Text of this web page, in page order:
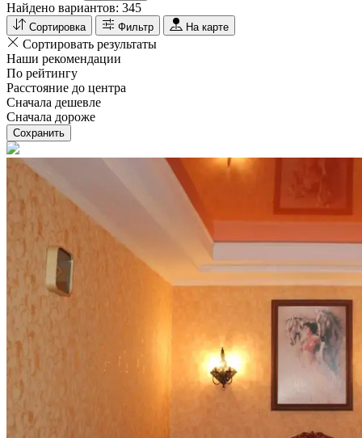
Найдено вариантов: 345
Сортировка Фильтр На карте
Сортировать результаты
Наши рекомендации
По рейтингу
Расстояние до центра
Сначала дешевле
Сначала дороже
Сохранить